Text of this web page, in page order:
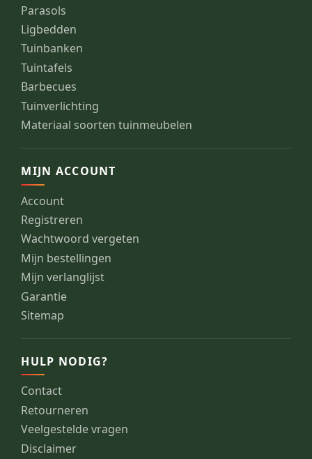
Parasols
Ligbedden
Tuinbanken
Tuintafels
Barbecues
Tuinverlichting
Materiaal soorten tuinmeubelen
MIJN ACCOUNT
Account
Registreren
Wachtwoord vergeten
Mijn bestellingen
Mijn verlanglijst
Garantie
Sitemap
HULP NODIG?
Contact
Retourneren
Veelgestelde vragen
Disclaimer